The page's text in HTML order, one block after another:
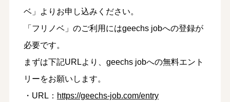
ベ」よりお申し込みください。
「フリノベ」のご利用にはgeechs jobへの登録が
必要です。
まずは下記URLより、geechs jobへの無料エント
リーをお願いします。
・URL： https://geechs-job.com/entry